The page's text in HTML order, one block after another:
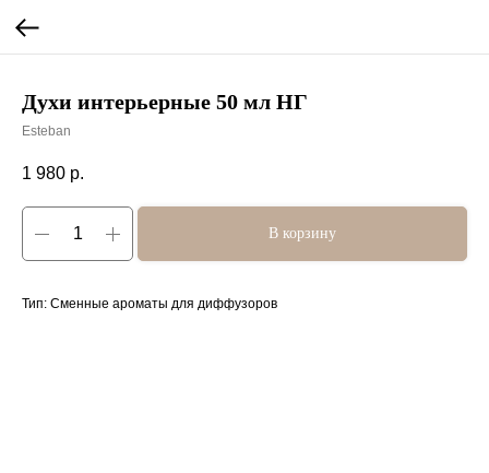
Духи интерьерные 50 мл НГ
Esteban
1 980 р.
В корзину
Тип: Сменные ароматы для диффузоров